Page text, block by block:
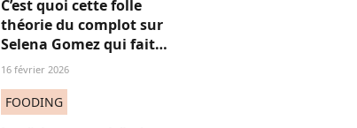
C’est quoi cette folle
théorie du complot sur
Selena Gomez qui fait
parler Internet ?
16 février 2026
FOODING